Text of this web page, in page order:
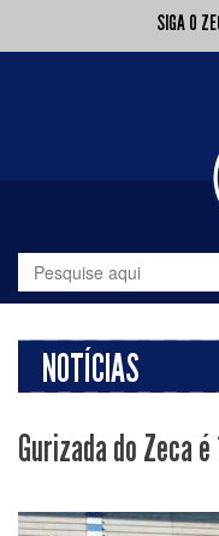
SIGA O
NOTÍCIAS
Gurizada do Zeca é